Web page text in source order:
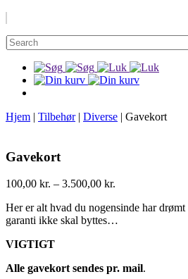
Hjem | Tilbehør| Diverse | Gavekort
Gavekort
100,00 kr. – 3.500,00 kr.
Her er alt hvad du nogensinde har
garanti ikke skal byttes…
VIGTIGT
Alle gavekort sendes pr. mail.